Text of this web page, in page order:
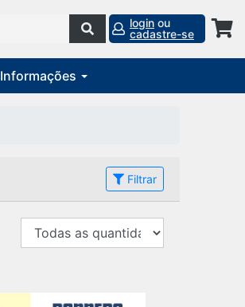
login ou
cadastre-se
Informações
Filtrar